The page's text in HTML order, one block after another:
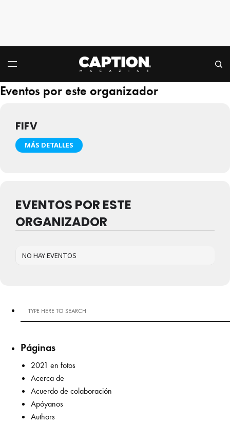
Eventos por este organizador
FIFV
MÁS DETALLES
EVENTOS POR ESTE
ORGANIZADOR
NO HAY EVENTOS
Páginas
2021 en fotos
Acerca de
Acuerdo de colaboración
Apóyanos
Authors